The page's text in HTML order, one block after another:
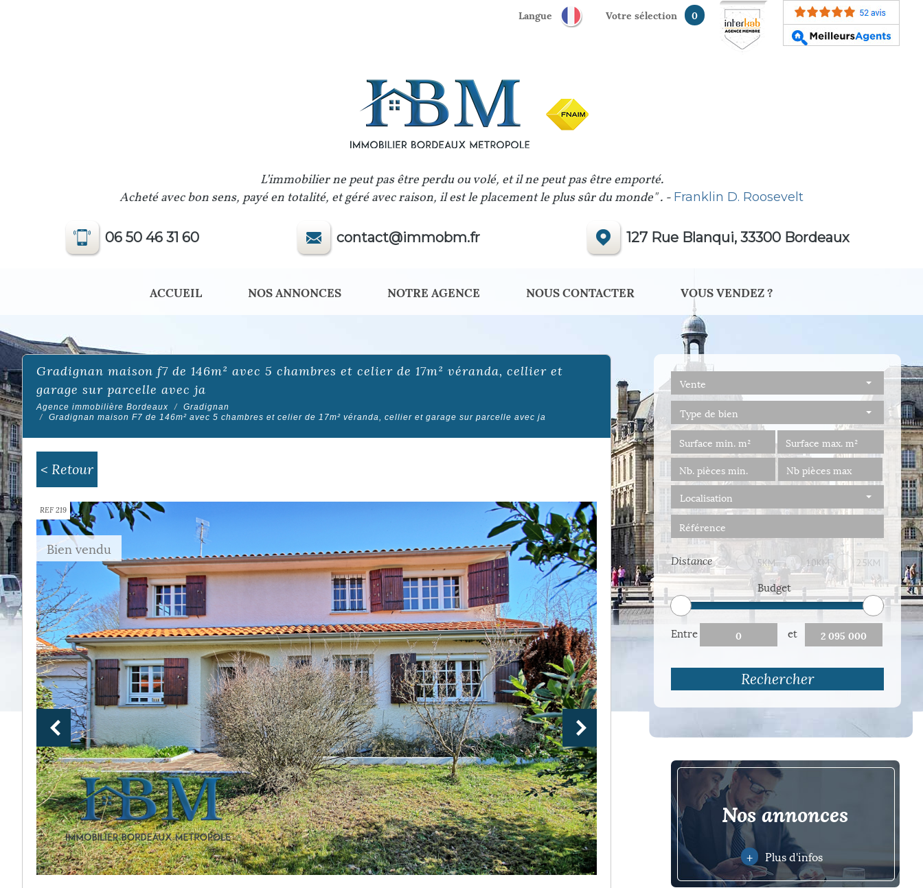
Langue votre sélection 0
L’immobilier ne peut pas être perdu ou volé, et il ne peut pas être emporté.
Acheté avec bon sens, payé en totalité, et géré avec raison, il est le placement le plus sûr du monde" . - Franklin D. Roosevelt
06 50 46 31 60 contact@immobm.fr 127 Rue Blanqui, 33300 Bordeaux
ACCUEIL NOS ANNONCES NOTRE AGENCE NOUS CONTACTER VOUS VENDEZ ?
Vente
Type de bien
Localisation
Distance 5KM 10KM 25KM
Budget
Entre et
Rechercher
gradignan maison f7 de 146m² avec 5 chambres et celier de 17m² véranda, cellier et
garage sur parcelle avec ja
Agence immobilière Bordeaux
Gradignan
Gradignan maison F7 de 146m² avec 5 chambres et celier de 17m² véranda, cellier et garage sur parcelle avec ja
< Retour
REF 219
Bien vendu
nos annonces
Plus d'infos
+